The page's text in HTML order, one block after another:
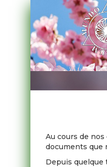
Au cours de
documents que
Depuis quelque